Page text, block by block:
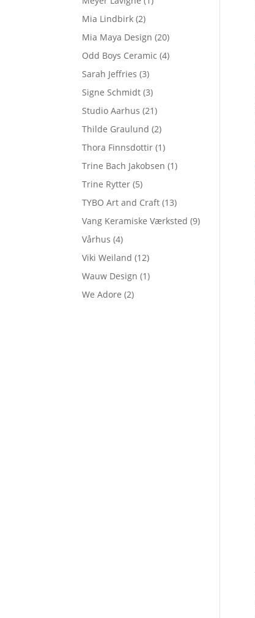
Mia Lindbirk (2)
Mia Maya Design (20)
Odd Boys Ceramic (4)
Sarah Jeffries (3)
Signe Schmidt (3)
Studio Aarhus (21)
Thilde Graulund (2)
Thora Finnsdottir (1)
Trine Bach Jakobsen (1)
Trine Rytter (5)
TYBO Art and Craft (13)
Vang Keramiske Værksted (9)
Vårhus (4)
Viki Weiland (12)
Wauw Design (1)
We Adore (2)